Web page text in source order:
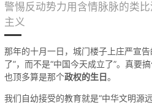
警惕反动势力用含情脉脉的类
主义
那年的十月一日，城门楼子上庄严宣
了”，而不是“中国今天成立了”。真要
也顶多算是那个政权的生日。
我们自幼接受的教育就是“中华文明源